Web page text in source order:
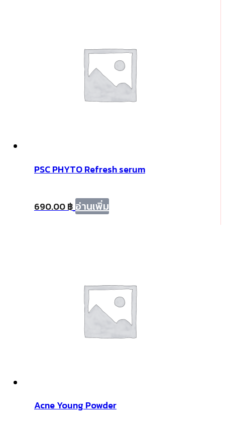
PSC PHYTO Refresh serum
690.00฿ อ่านเพิ่ม
Acne Young Powder